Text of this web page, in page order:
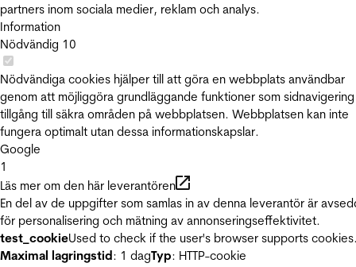
partners inom sociala medier, reklam och analys.
Information
Nödvändig 10
Nödvändiga cookies hjälper till att göra en webbplats användbar
genom att möjliggöra grundläggande funktioner som
tillgång till säkra områden på webbplatsen. Webbplatsen kan inte
fungera optimalt utan dessa informationskapslar.
Google
1
Läs mer om den här leverantören
En del av de uppgifter som samlas in av denna leverantör är
för personalisering och mätning av annonseringseffektivitet.
test_cookieUsed to check if the user's browser supports
Maximal lagringstid: 1 dagTyp: HTTP-cookie